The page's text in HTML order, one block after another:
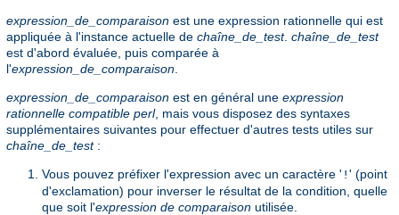
expression_de_comparaison est une expression rationnelle qui est
appliquée à l'instance actuelle de chaîne_de_test. chaîne_de_test
est d'abord évaluée, puis comparée à
l'expression_de_comparaison
expression_de_comparaison est en général une expression
rationnelle compatible perl, mais vous disposez des syntaxes
supplémentaires suivantes pour effectuer d'autres tests utiles sur
chaîne_de_test:
Vous pouvez préfixer l'expression avec un caractère ' !' (point
d'exclamation) pour inverser le résultat de la condition, quelle
que soit l'expression de comparaison utilisée.